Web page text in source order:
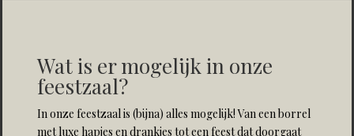
Wat is er mogelijk in onze
feestzaal?
In onze feestzaal is (bijna) alles mogelijk! Van een borrel
met luxe hapjes en drankjes tot een feest dat doorgaat